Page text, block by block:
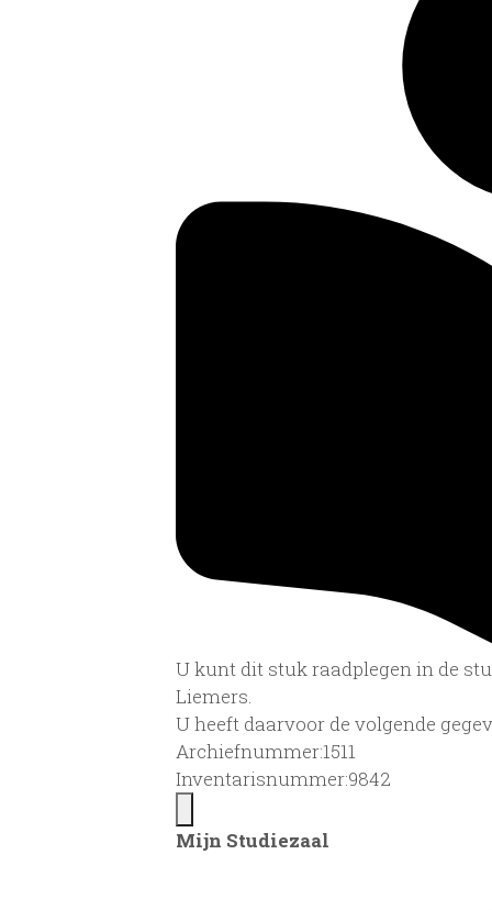
U kunt dit stuk raadplegen in de
Liemers.
U heeft daarvoor de volgende
Archiefnummer:1511
Inventarisnummer:9842
Mijn Studiezaal